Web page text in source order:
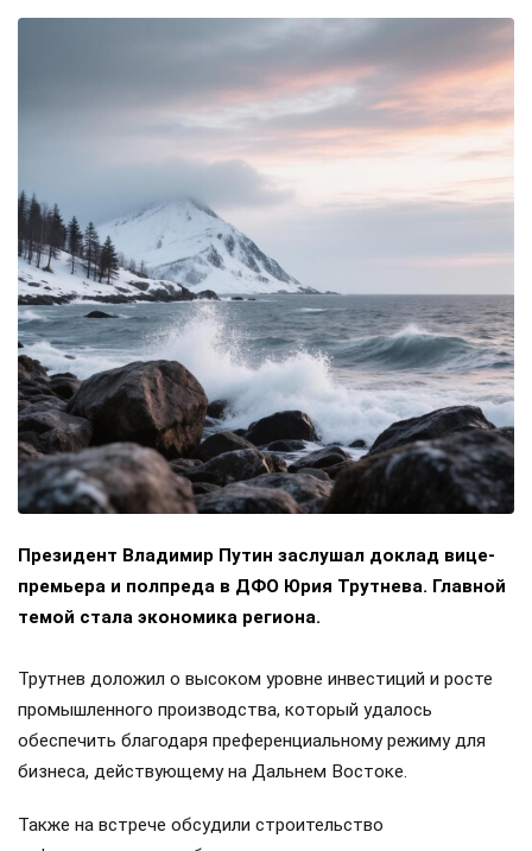
Президент Владимир Путин заслушал доклад вице-
премьера и полпреда в ДФО Юрия Трутнева. Главной
темой стала экономика региона.
Трутнев доложил о высоком уровне инвестиций и росте
промышленного производства, который удалось
обеспечить благодаря преференциальному режиму для
бизнеса, действующему на Дальнем Востоке.
Также на встрече обсудили строительство